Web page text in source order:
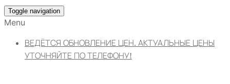
Toggle navigation
Menu
ВЕДЁТСЯ ОБНОВЛЕНИЕ ЦЕН. АКТУАЛЬНЫЕ ЦЕНЫ
УТОЧНЯЙТЕ ПО ТЕЛЕФОНУ!